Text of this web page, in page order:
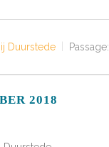
Duurstede Passage:
2018